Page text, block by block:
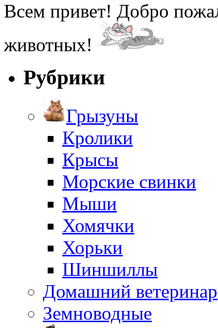
Всем привет! Добро
животных!
Рубрики
Грызуны
Кролики
Крысы
Морские свинки
Мыши
Хомячки
Хорьки
Шиншиллы
Домашний ветеринар
Земноводные